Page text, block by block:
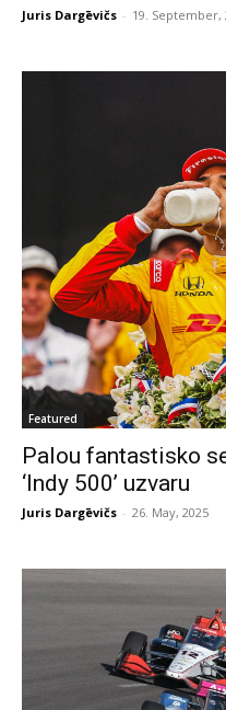
Juris Dargēvičs - 19. September,
Featured
Palou fantastisko
‘Indy 500’ uzvaru
Juris Dargēvičs - 26. May, 2025